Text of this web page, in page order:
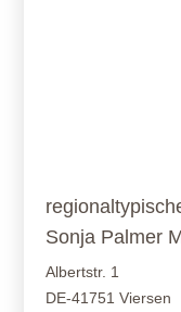
Sonja Palmer
Albertstr. 1
DE-41751 Viersen